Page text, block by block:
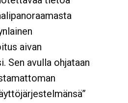
aivan
Sen avulla ohjataan